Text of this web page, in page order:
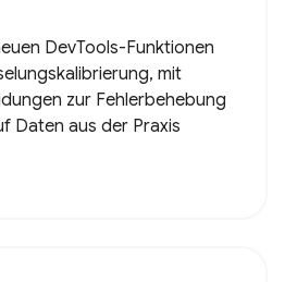
DevTools-Funktionen
mit
zur Fehlerbehebung
Daten aus der Praxis